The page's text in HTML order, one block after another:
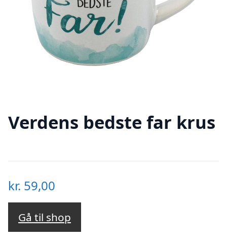
Verdens bedste far krus
kr. 59,00
Gå til shop